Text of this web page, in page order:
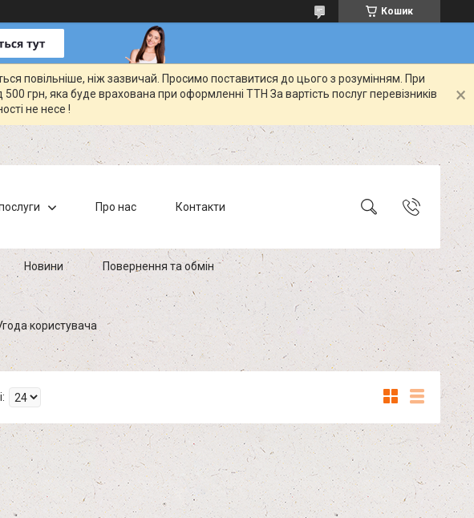
Кошик
повільніше, ніж зазвичай. Просимо поставитися до цього з розумінням. При
грн, яка буде врахована при оформленні ТТН За вартість послуг перевізників
не несе !
Про нас Контакти
Новини Повернення та обмін
користувача